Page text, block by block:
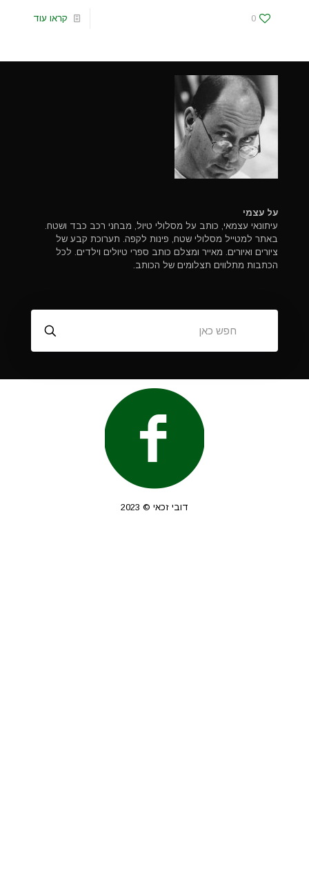
0 קראו עוד
על עצמי
עיתונאי עצמאי, כותב על מסלולי טיול, מבחני רכב כבד ושטח.
באתר למטייל מסלולי שטח, פינות לקפה. תערוכת קבע של
ציורים ואיורים. מאייר ומצלם כותב ספרי טיולים וילדים. לכל
הכתבות מתלווים תצלומים של הכותב.
דובי זכאי © 2023